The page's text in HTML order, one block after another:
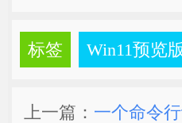
标签 Win11预览
上一篇： 一个命令